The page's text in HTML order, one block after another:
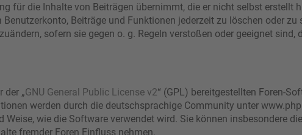
für die Inhalte von Beiträgen übernimmt, die er nicht selbst erstellt
Beiträge und Funktionen jederzeit zu löschen oder zu
sofern sie gegen o. g. Regeln verstoßen oder geeignet sind,
der „GNU General Public License v2“ (GPL) bereitgestellten Foren-
werden durch die deutschsprachige Community unter
wie die Software verwendet wird. Sie können insbesondere
fremder Foren Einfluss nehmen.